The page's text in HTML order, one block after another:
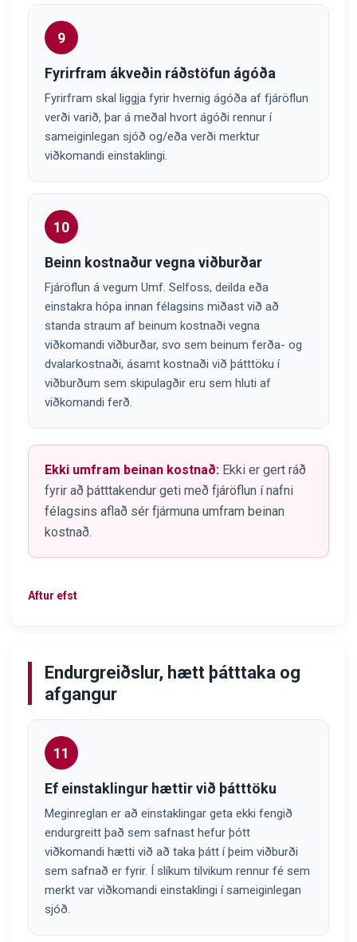
9
Fyrirfram ákveðin ráðstöfun ágóða
Fyrirfram skal liggja fyrir hvernig ágóða af fjáröflun
verði varið, þar á meðal hvort ágóði rennur í
sameiginlegan sjóð og/eða verði merktur
viðkomandi einstaklingi.
10
Beinn kostnaður vegna viðburðar
Fjáröflun á vegum Umf. Selfoss, deilda eða
einstakra hópa innan félagsins miðast við að
standa straum af beinum kostnaði vegna
viðkomandi viðburðar, svo sem beinum ferða- og
dvalarkostnaði, ásamt kostnaði við þátttöku í
viðburðum sem skipulagðir eru sem hluti af
viðkomandi ferð.
Ekki umfram beinan kostnað: Ekki er gert ráð
fyrir að þátttakendur geti með fjáröflun í nafni
félagsins aflað sér fjármuna umfram beinan
kostnað.
Aftur efst
Endurgreiðslur, hætt þátttaka og
afgangur
11
Ef einstaklingur hættir við þátttöku
Meginreglan er að einstaklingar geta ekki fengið
endurgreitt það sem safnast hefur þótt
viðkomandi hætti við að taka þátt í þeim viðburði
sem safnað er fyrir. Í slíkum tilvikum rennur fé sem
merkt var viðkomandi einstaklingi í sameiginlegan
sjóð.